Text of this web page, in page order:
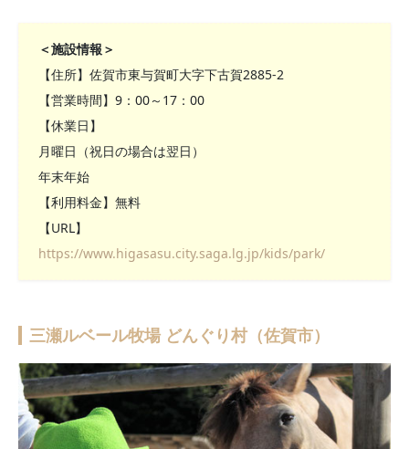
＜施設情報＞
【住所】佐賀市東与賀町大字下古賀2885-2
【営業時間】9：00～17：00
【休業日】
月曜日（祝日の場合は翌日）
年末年始
【利用料金】無料
【URL】
https://www.higasasu.city.saga.lg.jp/kids/park/
三瀬ルベール牧場 どんぐり村（佐賀市）